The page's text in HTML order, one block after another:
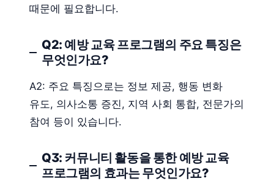
때문에 필요합니다.
Q2: 예방 교육 프로그램의 주요 특징은
무엇인가요?
A2: 주요 특징으로는 정보 제공, 행동 변화
유도, 의사소통 증진, 지역 사회 통합, 전문가의
참여 등이 있습니다.
Q3: 커뮤니티 활동을 통한 예방 교육
프로그램의 효과는 무엇인가요?